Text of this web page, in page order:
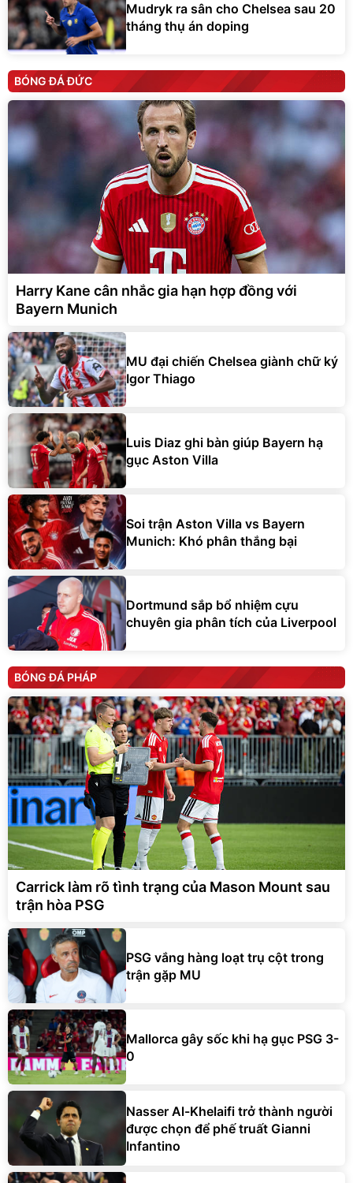
Mudryk ra sân cho Chelsea sau 20
tháng thụ án doping
BÓNG ĐÁ ĐỨC
Harry Kane cân nhắc gia hạn hợp đồng với
Bayern Munich
MU đại chiến Chelsea giành chữ ký
Igor Thiago
Luis Diaz ghi bàn giúp Bayern hạ
gục Aston Villa
Soi trận Aston Villa vs Bayern
Munich: Khó phân thắng bại
Dortmund sắp bổ nhiệm cựu
chuyên gia phân tích của Liverpool
BÓNG ĐÁ PHÁP
Carrick làm rõ tình trạng của Mason Mount sau
trận hòa PSG
PSG vắng hàng loạt trụ cột trong
trận gặp MU
Mallorca gây sốc khi hạ gục PSG 3-
0
Nasser Al-Khelaifi trở thành người
được chọn để phế truất Gianni
Infantino